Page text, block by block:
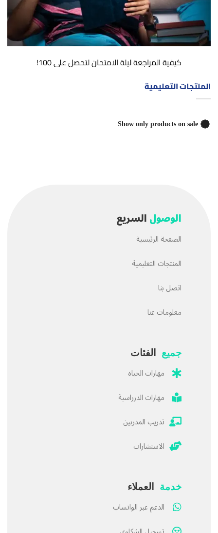
كيفية المراجعة ليلة الامتحان لتحصل على 100!
المنتجات التعليمية
Show only products on sale
الوصولالسريع
الصفحة الرئيسية
المنتجات التعليمية
اتصل بنا
معلومات عنا
جميع الفئات
مهارات الحياة
مهارات الدرراسية
تدريب المدربين
الاستشارات
خدمة العملاء
الدعم عبر الواتساب